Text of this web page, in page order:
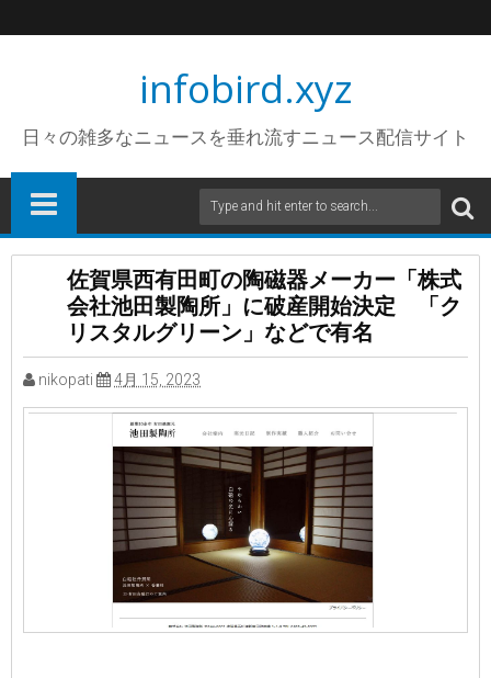
infobird.xyz
日々の雑多なニュースを垂れ流すニュース配信サイト
佐賀県西有田町の陶磁器メーカー「株式
会社池田製陶所」に破産開始決定 「ク
リスタルグリーン」などで有名
nikopati 4月 15, 2023